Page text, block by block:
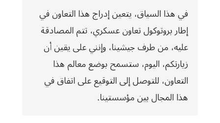
في هذا السياق، يتعين إدراج هذا التعاون في
إطار بروتوكول تعاون عسكري، تتم المصادقة
عليه، من طرف جيشينا، وإنني على يقين أن
زيارتكم، اليوم، ستسمح بوضع معالم هذا
التعاون، للتوصل إلى التوقيع على اتفاق في
هذا المجال بين مؤسستينا.